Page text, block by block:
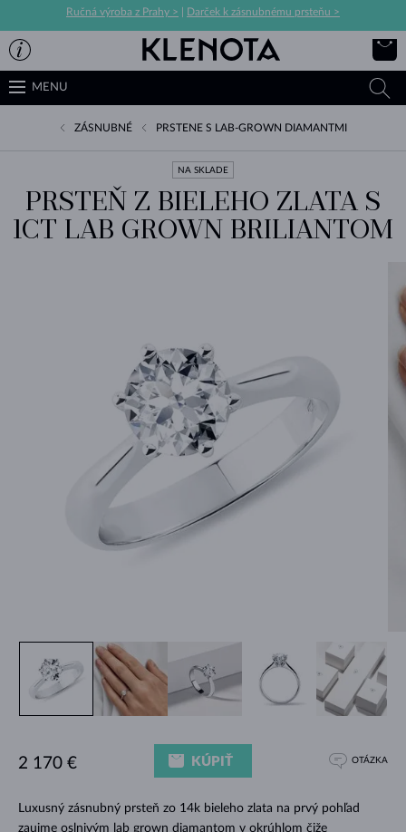
Ručná výroba z Prahy > Darček k zásnubnému prsteňu >
MENU
ZÁSNUBNÉ PRSTENE S LAB-GROWN DIAMANTMI
NA SKLADE
PRSTEŇ Z BIELEHO ZLATA S
1CT LAB GROWN BRILIANTOM
Luxusný zásnubný prsteň zo 14k bieleho zlata na prvý pohľad
zaujme oslnivým lab grown diamantom v okrúhlom čiže
2 170 € KÚPIŤ OTÁZKA